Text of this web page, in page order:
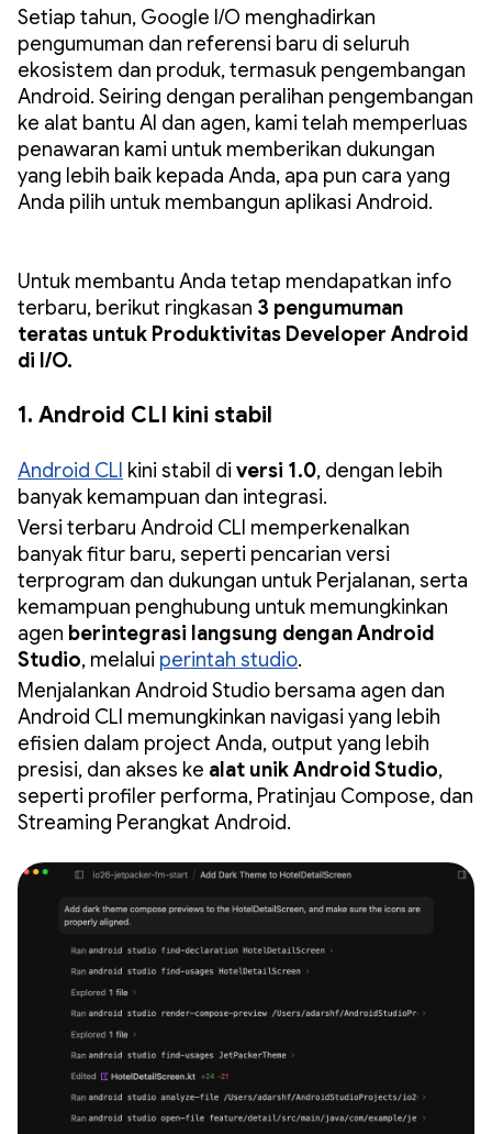
Setiap tahun, Google I/O menghadirkan
pengumuman dan referensi baru di seluruh
ekosistem dan produk, termasuk pengembangan
Android. Seiring dengan peralihan pengembangan
ke alat bantu AI dan agen, kami telah memperluas
penawaran kami untuk memberikan dukungan
yang lebih baik kepada Anda, apa pun cara yang
Anda pilih untuk membangun aplikasi Android.
Untuk membantu Anda tetap mendapatkan info
terbaru, berikut ringkasan 3 pengumuman
teratas untuk Produktivitas Developer Android
di I/O.
1. Android CLI kini stabil
Android CLI kini stabil di versi 1.0, dengan lebih
banyak kemampuan dan integrasi.
Versi terbaru Android CLI memperkenalkan
banyak fitur baru, seperti pencarian versi
terprogram dan dukungan untuk Perjalanan, serta
kemampuan penghubung untuk memungkinkan
agen berintegrasi langsung dengan Android
Studio, melalui perintah studio.
Menjalankan Android Studio bersama agen dan
Android CLI memungkinkan navigasi yang lebih
efisien dalam project Anda, output yang lebih
presisi, dan akses ke alat unik Android Studio,
seperti profiler performa, Pratinjau Compose, dan
Streaming Perangkat Android.